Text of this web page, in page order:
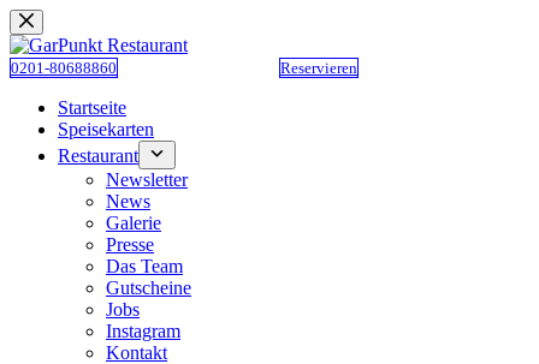
Zum
Inhalt
springen
0201-80688860 Reservieren
Startseite
Speisekarten
Restaurant
Newsletter
News
Galerie
Presse
Das Team
Gutscheine
Jobs
Instagram
Kontakt